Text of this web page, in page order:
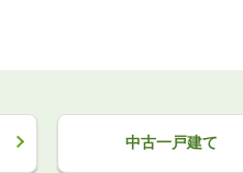
中古一戸建て